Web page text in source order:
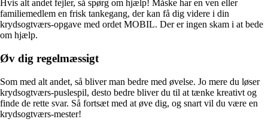
Hvis alt andet fejler, så spørg om hjælp! Måske har en ven eller
familiemedlem en frisk tankegang, der kan få dig videre i din
krydsogtværs-opgave med ordet MOBIL. Der er ingen skam i at bede
om hjælp.
Øv dig regelmæssigt
Som med alt andet, så bliver man bedre med øvelse. Jo mere du løser
krydsogtværs-puslespil, desto bedre bliver du til at tænke kreativt og
finde de rette svar. Så fortsæt med at øve dig, og snart vil du være en
krydsogtværs-mester!